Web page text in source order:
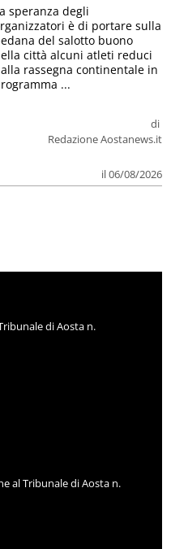
di
Redazione Aostanews.it
il 06/08/2026
speranza degli
è di portare sulla
del salotto buono
città alcuni atleti reduci
rassegna continentale in
...
di Aosta n.
al Tribunale di Aosta n.